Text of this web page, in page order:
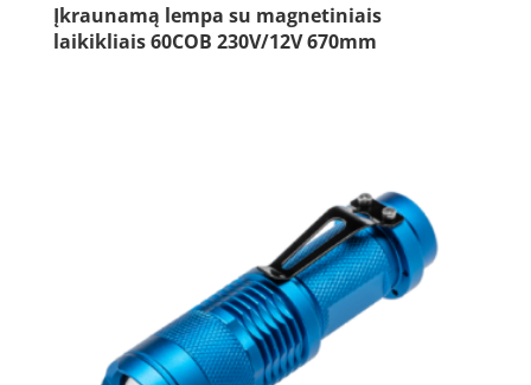
Įkraunamą lempa su magnetiniais
laikikliais 60COB 230V/12V 670mm